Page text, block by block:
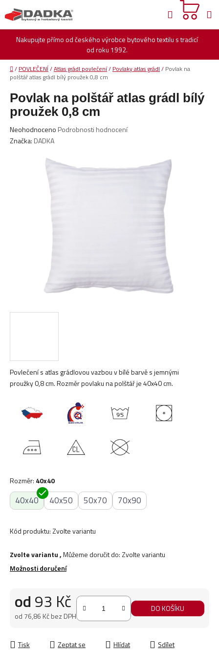
na
obsah
Nakupujte přímo od českého výrobce bytového textilu s tradicí
od roku 1992.
Hledat
Domů
/ POVLEČENÍ/Atlas grádl povlečení/ Povlaky atlas grádl / Povlak na
polštář atlas grádl bílý proužek 0,8 cm
Povlečení s atlas grádlovou vazbou v bílé barvě s jemnými
proužky 0,8 cm. Rozměr povlaku na polštář je 40x40 cm.
Rozměr: 40x40
40x40 40x50 50x70 70x90
Kód produktu:Zvolte variantu
Zvolte variantu,Můžeme doručit do:Zvolte variantu
Možnosti doručení
od 93 Kč
od 76,86 Kčbez DPH
DO KOŠÍKU
Tisk Zeptat se Hlídat Sdílet
Povlak na polštář atlas grádl bílý
proužek 0,8 cm
Průměrné
hodnocení
Neohodnoceno Podrobnosti hodnocení
Značka: DADKA